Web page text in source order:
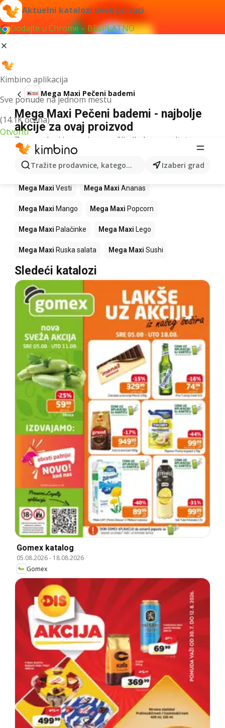
Aktuelni katalozi uvek pri ruci
Dodajte u Chrome – BESPLATNO
Kimbino aplikacija
Sve ponude na jednom mestu
(14.1K ocena)
Otvoriti
Tražite prodavnice, kategorije, proizvode...Izaberi grad
Mega Maxi Pečeni bademi
Mega Maxi Pečeni bademi - najbolje
akcije za ovaj proizvod
Za navedeni izraz nismo našli nikakav rezultat.
Drugi proizvodi u prodavnicama Mega
Maxi
Mega Maxi Vesti Mega Maxi Ananas
Mega Maxi Mango Mega Maxi Popcorn
Mega Maxi Palačinke Mega Maxi Lego
Mega Maxi Ruska salata Mega Maxi Sushi
Sledeći katalozi
Gomex katalog
05.08.2026- 18.08.2026
Gomex